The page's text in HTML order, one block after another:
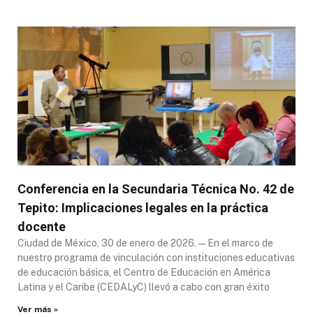
Conferencia en la Secundaria Técnica No. 42 de
Tepito: Implicaciones legales en la práctica
docente
Ciudad de México, 30 de enero de 2026. — En el marco de
nuestro programa de vinculación con instituciones educativas
de educación básica, el Centro de Educación en América
Latina y el Caribe (CEDALyC) llevó a cabo con gran éxito
Ver más »